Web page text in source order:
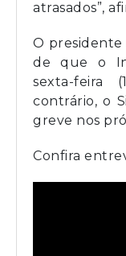
atrasados”,
O
de que o
sexta-feira
contrário, o
greve nos
Confira